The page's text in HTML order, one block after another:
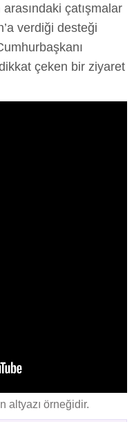
çatışmalar
verdiği desteği
çeken bir ziyaret
altyazı örneğidir.